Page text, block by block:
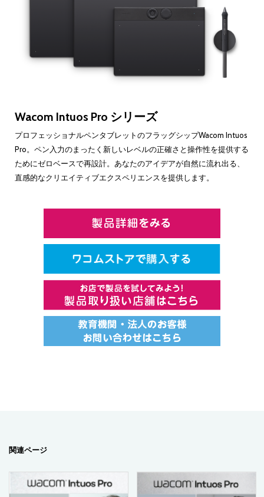
Wacom Intuos Pro シリーズ
プロフェッショナルペンタブレットのフラッグシップWacom Intuos
Pro。ペン入力のまったく新しいレベルの正確さと操作性を提供する
ためにゼロベースで再設計。あなたのアイデアが自然に流れ出る、
直感的なクリエイティブエクスペリエンスを提供します。
関連ページ